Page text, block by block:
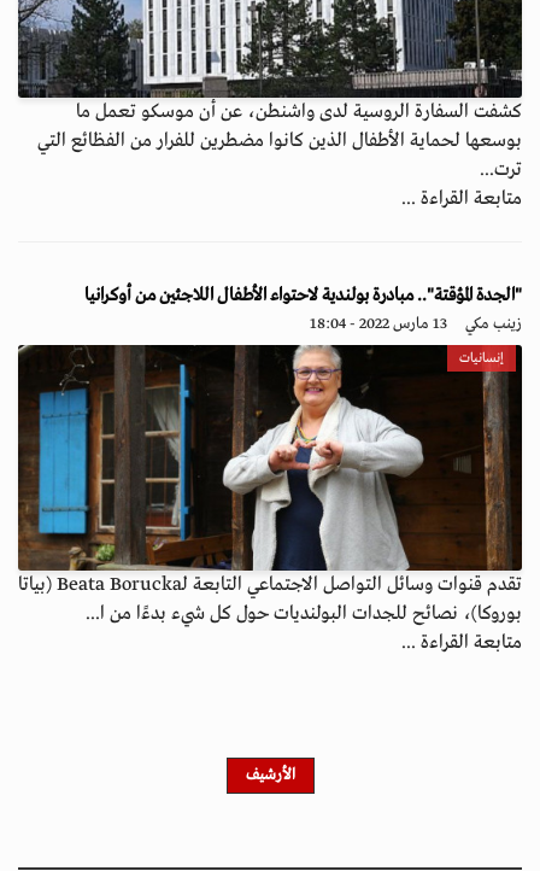
كشفت السفارة الروسية لدى واشنطن، عن أن موسكو تعمل ما
بوسعها لحماية الأطفال الذين كانوا مضطرين للفرار من الفظائع التي
ترت...
متابعة القراءة ...
"الجدة المؤقتة".. مبادرة بولندية لاحتواء الأطفال اللاجئين من أوكرانيا
زينب مكي 13 مارس 2022 - 18:04
إنسانيات
تقدم قنوات وسائل التواصل الاجتماعي التابعة لـBeata Borucka (بياتا
بوروكا)، نصائح للجدات البولنديات حول كل شيء بدءًا من ا...
متابعة القراءة ...
الأرشيف